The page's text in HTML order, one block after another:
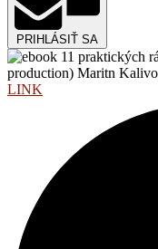
PRIHLÁSIŤ SA
LINK